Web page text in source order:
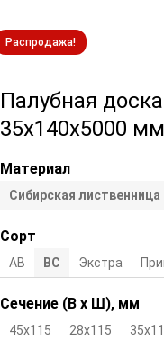
Распродажа!
Палубная
35х140х5000
Материал
Сибирская лиственница
Сорт
АВ ВС Экстра
Сечение (В х Ш), мм
45х115 28х115